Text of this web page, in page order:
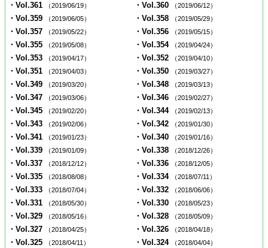
・Vol.361 （2019/06/19） ・Vol.360 （2019/06/12）
・Vol.359 （2019/06/05） ・Vol.358 （2019/05/29）
・Vol.357 （2019/05/22） ・Vol.356 （2019/05/15）
・Vol.355 （2019/05/08） ・Vol.354 （2019/04/24）
・Vol.353 （2019/04/17） ・Vol.352 （2019/04/10）
・Vol.351 （2019/04/03） ・Vol.350 （2019/03/27）
・Vol.349 （2019/03/20） ・Vol.348 （2019/03/13）
・Vol.347 （2019/03/06） ・Vol.346 （2019/02/27）
・Vol.345 （2019/02/20） ・Vol.344 （2019/02/13）
・Vol.343 （2019/02/06） ・Vol.342 （2019/01/30）
・Vol.341 （2019/01/23） ・Vol.340 （2019/01/16）
・Vol.339 （2019/01/09） ・Vol.338 （2018/12/26）
・Vol.337 （2018/12/12） ・Vol.336 （2018/12/05）
・Vol.335 （2018/08/08） ・Vol.334 （2018/07/11）
・Vol.333 （2018/07/04） ・Vol.332 （2018/06/06）
・Vol.331 （2018/05/30） ・Vol.330 （2018/05/23）
・Vol.329 （2018/05/16） ・Vol.328 （2018/05/09）
・Vol.327 （2018/04/25） ・Vol.326 （2018/04/18）
・Vol.325 （2018/04/11） ・Vol.324 （2018/04/04）